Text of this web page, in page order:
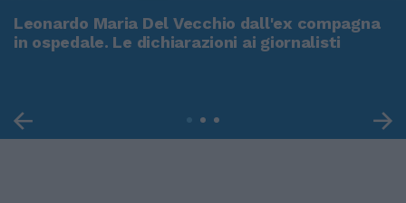
Leonardo Maria Del Vecchio dall'ex compagna
in ospedale. Le dichiarazioni ai giornalisti